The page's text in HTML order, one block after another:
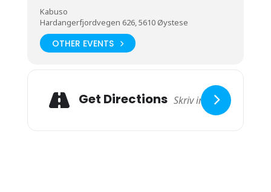
Kabuso
Hardangerfjordvegen 626, 5610 Øystese
OTHER EVENTS
Get Directions